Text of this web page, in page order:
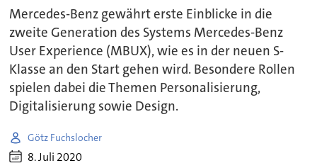
Mercedes-Benz gewährt erste Einblicke in die
zweite Generation des Systems Mercedes-Benz
User Experience (MBUX), wie es in der neuen S-
Klasse an den Start gehen wird. Besondere Rollen
spielen dabei die Themen Personalisierung,
Digitalisierung sowie Design.
Götz Fuchslocher
8. Juli 2020